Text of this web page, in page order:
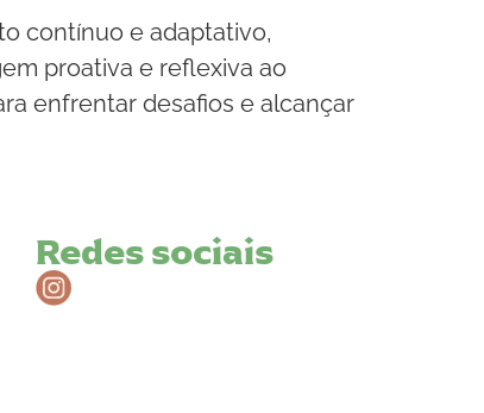
contínuo e adaptativo,
proativa e reflexiva ao
enfrentar desafios e alcançar
Redes sociais